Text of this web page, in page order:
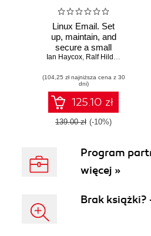
Linux Email. Set
up, maintain, and
secure a small
office email server
Ian Haycox, Ralf Hildebrandt
(104,25 zł najniższa cena z 30
dni)
125.10 zł
139.00 zł (-10%)
Program
więcej »
Brak książki?